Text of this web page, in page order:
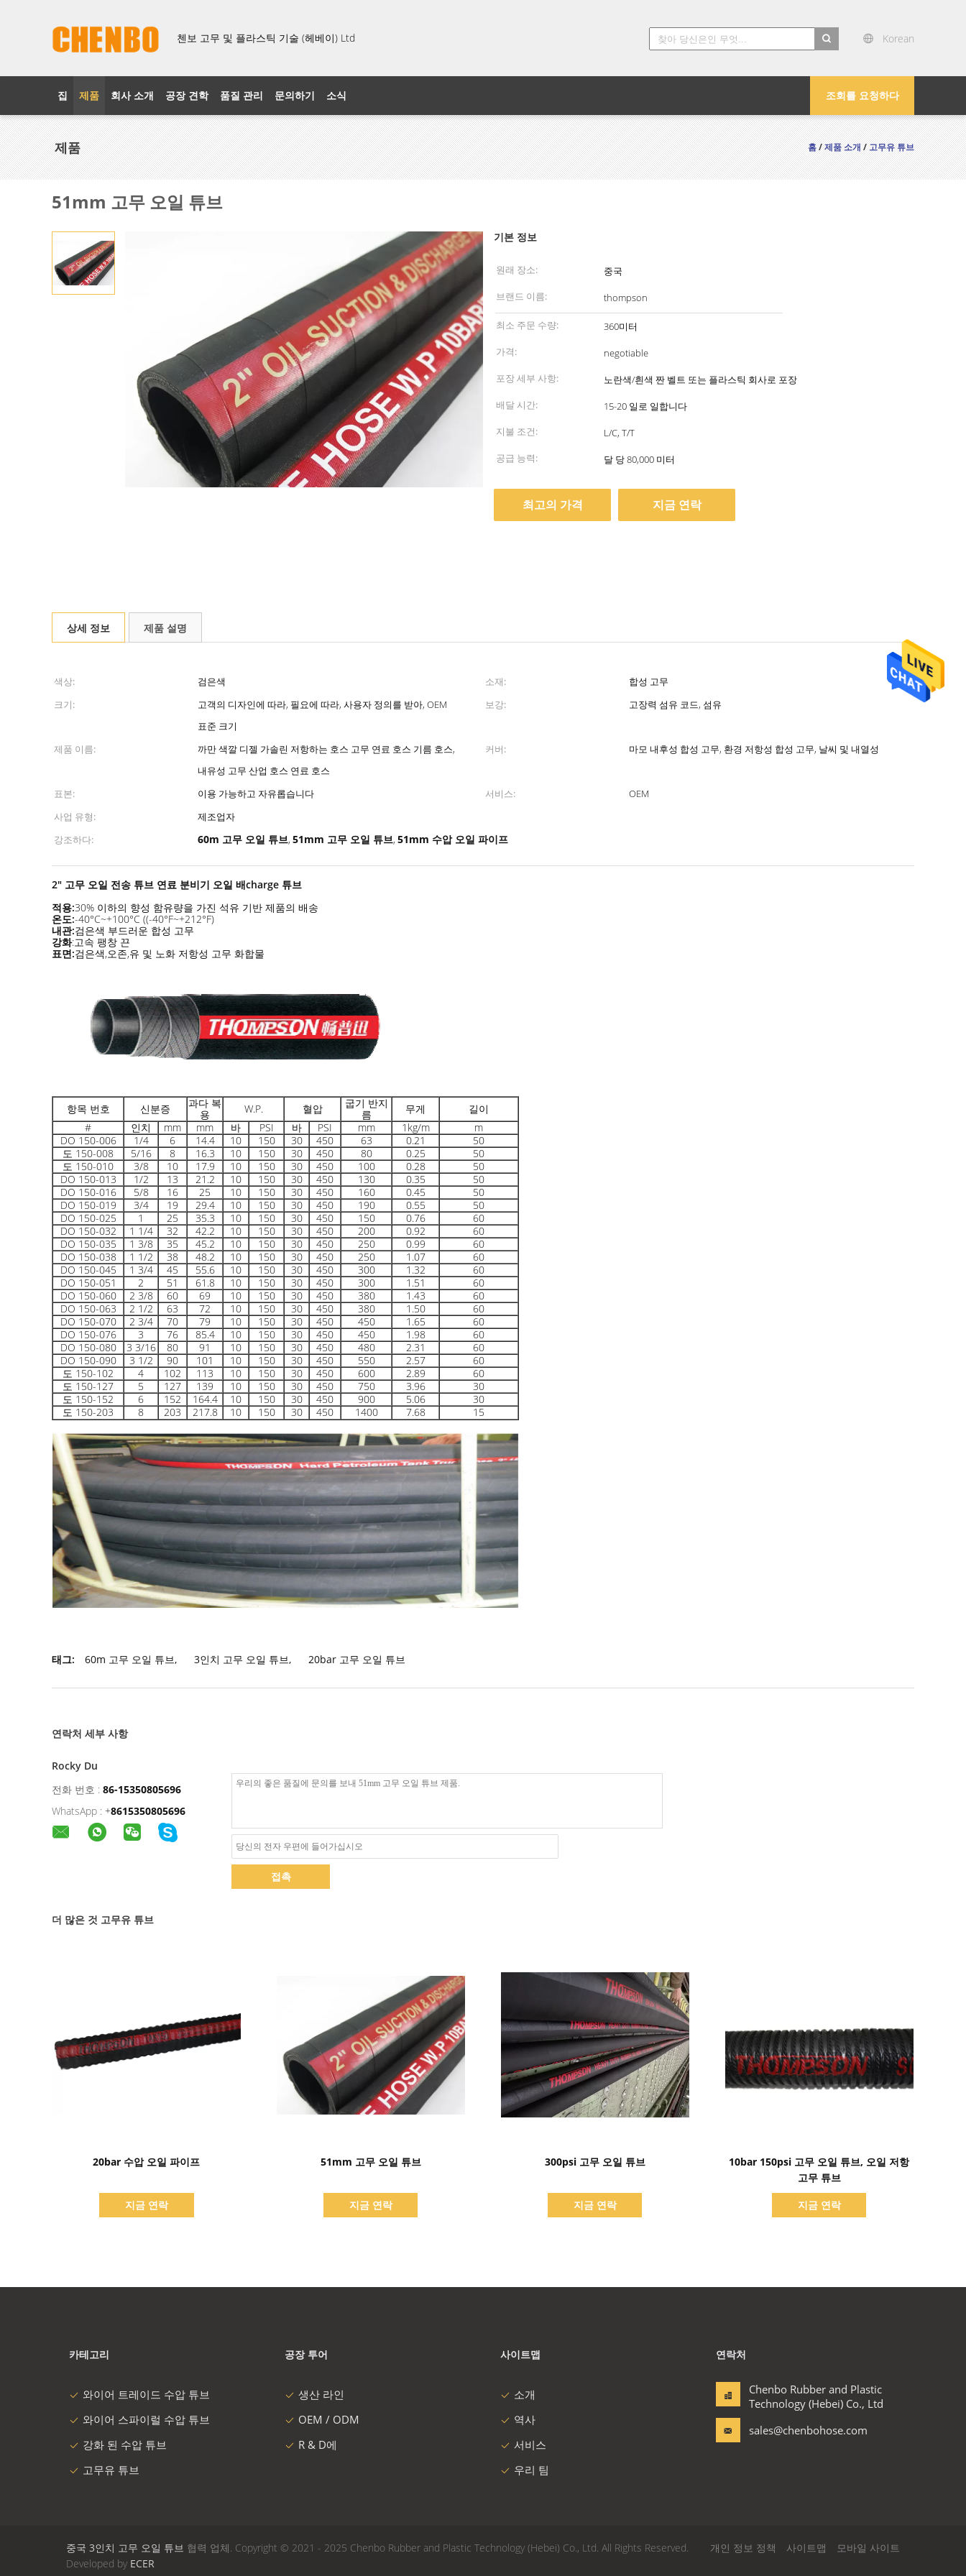
첸보 고무 및 플라스틱 기술 (헤베이) Ltd
Korean
조회를 요청하다
집 제품 회사 소개 공장 견학 품질 관리 문의하기 소식
제품 홈/제품 소개/고무유 튜브
51mm 고무 오일 튜브
기본 정보
원래 장소:
중국
브랜드 이름:
thompson
최소 주문 수량:
360미터
가격:
negotiable
포장 세부 사항:
노란색/흰색 짠 벨트 또는 플라스틱 회사로 포장
배달 시간:
15-20 일로 일합니다
지불 조건:
L/C, T/T
공급 능력:
달 당 80,000 미터
최고의 가격 지금 연락
상세 정보 제품 설명
색상: 검은색 소재:
합성 고무
크기:
고객의 디자인에 따라, 필요에 따라, 사용자 정의를 받아, OEM
표준 크기
보강: 고장력 섬유 코드, 섬유
제품 이름:
까만 색깔 디젤 가솔린 저항하는 호스 고무 연료 호스 기름 호스,
내유성 고무 산업 호스 연료 호스
커버: 마모 내후성 합성 고무, 환경 저항성 합성 고무, 날씨 및 내열성
표본: 이용 가능하고 자유롭습니다 서비스:
OEM
사업 유형:
제조업자
강조하다:
60m 고무 오일 튜브, 51mm 고무 오일 튜브, 51mm 수압 오일 파이프
2" 고무 오일 전송 튜브 연료 분비기 오일 배charge 튜브
적용:30% 이하의 향성 함유량을 가진 석유 기반 제품의 배송
온도:-40°C~+100°C ((-40°F~+212°F)
내관:검은색 부드러운 합성 고무
강화:고속 팽창 끈
표면:검은색,오존,유 및 노화 저항성 고무 화합물
항목 번호 신분증
과다 복
용
W.P. 혈압
굽기 반지
름
무게
길이
#
인치 mm mm 바 PSI 바 PSI mm 1kg/m
m
DO 150-006
1/4 6 14.4 10 150 30 450 63 0.21
50
도 150-008
5/16 8 16.3 10 150 30 450 80 0.25
50
도 150-010
3/8 10 17.9 10 150 30 450 100 0.28
50
DO 150-013
1/2 13 21.2 10 150 30 450 130 0.35
50
DO 150-016
5/8 16 25 10 150 30 450 160 0.45
50
DO 150-019
3/4 19 29.4 10 150 30 450 190 0.55
50
DO 150-025
1 25 35.3 10 150 30 450 150 0.76
60
DO 150-032
1 1/4 32 42.2 10 150 30 450 200 0.92
60
DO 150-035
1 3/8 35 45.2 10 150 30 450 250 0.99
60
DO 150-038
1 1/2 38 48.2 10 150 30 450 250 1.07
60
DO 150-045
1 3/4 45 55.6 10 150 30 450 300 1.32
60
DO 150-051
2 51 61.8 10 150 30 450 300 1.51
60
DO 150-060
2 3/8 60 69 10 150 30 450 380 1.43
60
DO 150-063
2 1/2 63 72 10 150 30 450 380 1.50
60
DO 150-070
2 3/4 70 79 10 150 30 450 450 1.65
60
DO 150-076
3 76 85.4 10 150 30 450 450 1.98
60
DO 150-080
3 3/16 80 91 10 150 30 450 480 2.31
60
DO 150-090
3 1/2 90 101 10 150 30 450 550 2.57
60
도 150-102
4 102 113 10 150 30 450 600 2.89
60
도 150-127
5 127 139 10 150 30 450 750 3.96
30
도 150-152
6 152 164.4 10 150 30 450 900 5.06
30
도 150-203
8 203 217.8 10 150 30 450 1400 7.68 15
태그: 60m 고무 오일 튜브, 3인치 고무 오일 튜브, 20bar 고무 오일 튜브
연락처 세부 사항
Rocky Du
전화 번호 : 86-15350805696
WhatsApp : +8615350805696
접촉
더 많은 것 고무유 튜브
20bar 수압 오일 파이프
지금 연락
51mm 고무 오일 튜브
지금 연락
300psi 고무 오일 튜브
지금 연락
10bar 150psi 고무 오일 튜브, 오일 저항
고무 튜브
지금 연락
카테고리
와이어 트레이드 수압 튜브
와이어 스파이럴 수압 튜브
강화 된 수압 튜브
고무유 튜브
공장 투어
생산 라인
OEM / ODM
R & D에
사이트맵
소개
역사
서비스
우리 팀
연락처
Chenbo Rubber and Plastic
Technology (Hebei) Co., Ltd
sales@chenbohose.com
개인 정보 정책 사이트맵 모바일 사이트
중국 3인치 고무 오일 튜브 협력 업체. Copyright © 2021 - 2025 Chenbo Rubber and Plastic Technology (Hebei) Co., Ltd. All Rights Reserved.
Developed by ECER